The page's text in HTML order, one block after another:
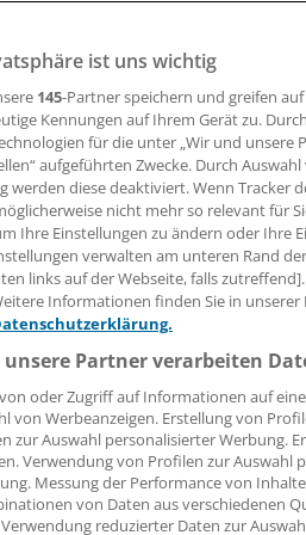
interessierte Kollegen vom 12.
"Kultur des Friedens" ein.
05:00 Uhr
wollen sich mehr als 40
dem Klimawandel, dem
der "Marginalisierung der
etwa der Friedensforscher
Professor Oskar Negt, der
Professor
Professor Rita
zudem die IPPNW-
Ulrich Gottstein. In
ist uns wichtig
145-Partner speichern und greifen
Kennungen auf Ihrem Gerät zu.
für die unter „Wir und
aufgeführten Zwecke. Durch
werden diese deaktiviert. Wenn Tracker
nicht mehr so relevant für
Ihre Einstellungen zu ändern oder Ihre
verwalten am unteren Rand
links auf der Webseite, falls
Informationen finden Sie in
Partner verarbeiten
oder Zugriff auf Informationen auf
von Werbeanzeigen. Erstellung von
zur Auswahl personalisierter Werbung.
Verwendung von Profilen zur Auswahl
Messung der Performance von
von Daten aus verschiedenen
reduzierter Daten zur